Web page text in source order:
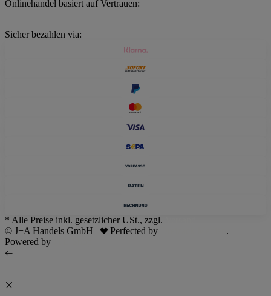
Onlinehandel basiert auf Vertrauen:
Sicher bezahlen via:
* Alle Preise inkl. gesetzlicher USt., zzgl.
© J+A Handels GmbH
Perfected by
.
Powered by